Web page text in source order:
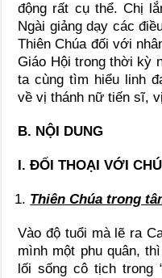
động rất cụ thể. Chị
Ngài giảng dạy các
Thiên Chúa đối với
Giáo Hội trong thời kỳ
ta cùng tìm hiểu linh
về vị thánh nữ tiến sĩ,
B. NỘI DUNG
I. ĐỐI THOẠI VỚI
Thiên Chúa trong
Vào độ tuổi mà lẽ ra
mình một phu quân,
lối sống cô tịch trong